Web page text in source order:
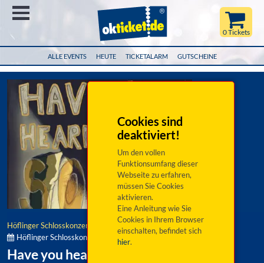
ALLE EVENTS HEUTE TICKETALARM GUTSCHEINE
0 Tickets
Cookies sind
deaktiviert!
Um den vollen
Funktionsumfang dieser
Webseite zu erfahren,
müssen Sie Cookies
aktivieren.
Eine Anleitung wie Sie
Cookies in Ihrem Browser
einschalten, befindet sich
hier.
Höflinger Schlosskonzerte
Höflinger Schlosskonzerte:
Have you heard the sound